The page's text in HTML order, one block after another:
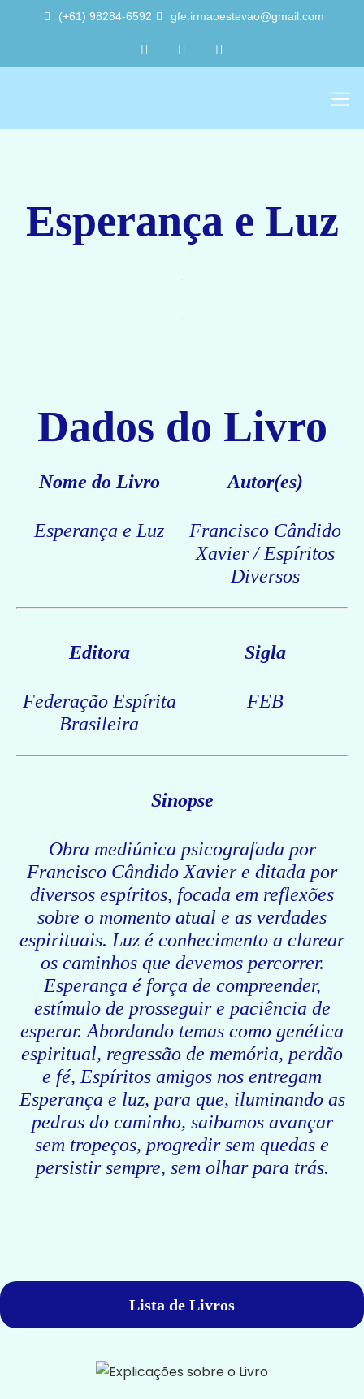
(+61) 98284-6592 gfe.irmaoestevao@gmail.com
Esperança e Luz
Dados do Livro
Nome do Livro
Esperança e Luz
Autor(es)
Francisco Cândido
Xavier / Espíritos
Diversos
Editora
Federação Espírita
Brasileira
Sigla
FEB
Sinopse
Obra mediúnica psicografada por
Francisco Cândido Xavier e ditada por
diversos espíritos, focada em reflexões
sobre o momento atual e as verdades
espirituais. Luz é conhecimento a clarear
os caminhos que devemos percorrer.
Esperança é força de compreender,
estímulo de prosseguir e paciência de
esperar. Abordando temas como genética
espiritual, regressão de memória, perdão
e fé, Espíritos amigos nos entregam
Esperança e luz, para que, iluminando as
pedras do caminho, saibamos avançar
sem tropeços, progredir sem quedas e
persistir sempre, sem olhar para trás.
Lista de Livros